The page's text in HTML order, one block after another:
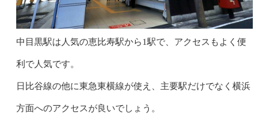
中目黒駅は人気の恵比寿駅から1駅で、アクセスもよく便
利で人気です。
日比谷線の他に東急東横線が使え、主要駅だけでなく横浜
方面へのアクセスが良いでしょう。